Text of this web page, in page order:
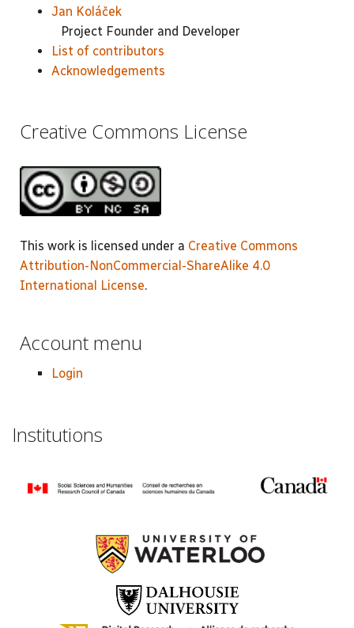
Jan Koláček
Project Founder and Developer
List of contributors
Acknowledgements
Creative Commons License
This work is licensed under a Creative Commons
Attribution-NonCommercial-ShareAlike 4.0
International License.
Account menu
Login
Institutions